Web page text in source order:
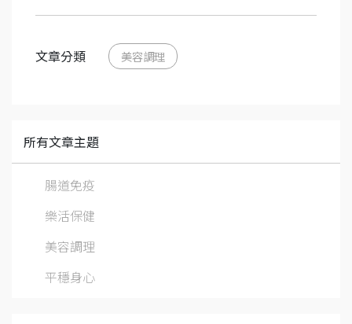
文章分類 美容調理
所有文章主題
腸道免疫
樂活保健
美容調理
平穩身心